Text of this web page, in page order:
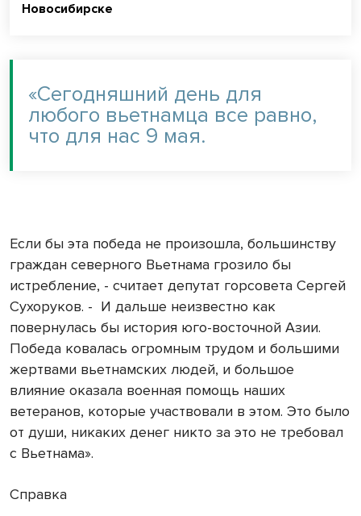
Новосибирске
«Сегодняшний день для
любого вьетнамца все равно,
что для нас 9 мая.
Если бы эта победа не произошла, большинству
граждан северного Вьетнама грозило бы
истребление, - считает депутат горсовета Сергей
Сухоруков. - И дальше неизвестно как
повернулась бы история юго-восточной Азии.
Победа ковалась огромным трудом и большими
жертвами вьетнамских людей, и большое
влияние оказала военная помощь наших
ветеранов, которые участвовали в этом. Это было
от души, никаких денег никто за это не требовал
с Вьетнама».
Справка